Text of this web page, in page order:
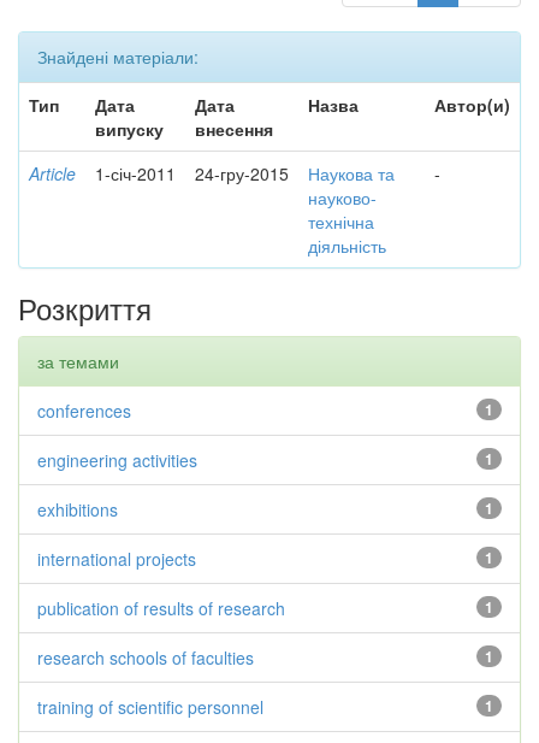
Знайдені матеріали:
Тип
Дата
випуску
Дата
внесення
Назва Автор(и)
Article 1-січ-2011 24-гру-2015
Наукова та
науково-
технічна
діяльність
-
Розкриття
за темами
1
conferences
1
engineering activities
1
exhibitions
1
international projects
1
publication of results of research
1
research schools of faculties
1
training of scientific personnel